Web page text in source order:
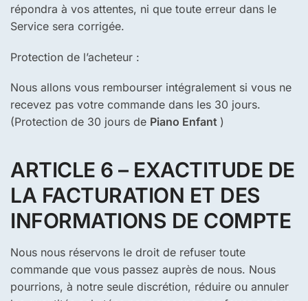
répondra à vos attentes, ni que toute erreur dans le
Service sera corrigée.
Protection de l’acheteur :
Nous allons vous rembourser intégralement si vous ne
recevez pas votre commande dans les 30 jours.
(Protection de 30 jours de Piano Enfant )
ARTICLE 6 – EXACTITUDE DE
LA FACTURATION ET DES
INFORMATIONS DE COMPTE
Nous nous réservons le droit de refuser toute
commande que vous passez auprès de nous. Nous
pourrions, à notre seule discrétion, réduire ou annuler